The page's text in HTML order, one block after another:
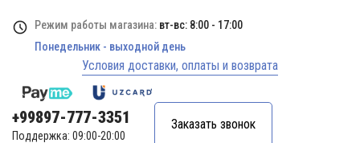
Режим работы магазина: вт-вс: 8:00 - 17:00
Понедельник - выходной день
Условия доставки, оплаты и возврата
+99897-777-3351
Поддержка: 09:00-20:00
Заказать звонок